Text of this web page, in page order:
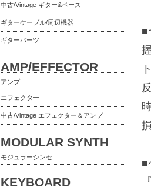
■
■
中古/Vintage ギター&ベース
ギターケーブル/周辺機器
ギターパーツ
AMP/EFFECTOR
アンプ
エフェクター
中古/Vintage エフェクター＆アンプ
MODULAR SYNTH
モジュラーシンセ
KEYBOARD